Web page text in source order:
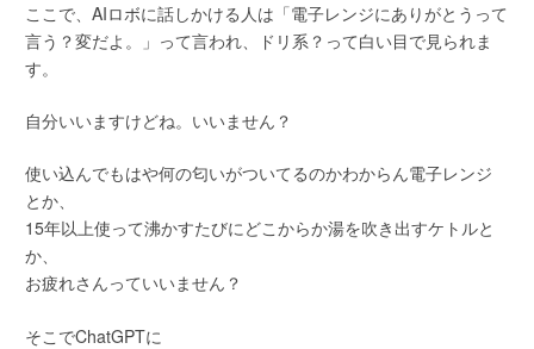
ここで、AIロボに話しかける人は「電子レンジにありがとうって
言う？変だよ。」って言われ、ドリ系？って白い目で見られま
す。
自分いいますけどね。いいません？
使い込んでもはや何の匂いがついてるのかわからん電子レンジ
とか、
15年以上使って沸かすたびにどこからか湯を吹き出すケトルと
か、
お疲れさんっていいません？
そこでChatGPTに